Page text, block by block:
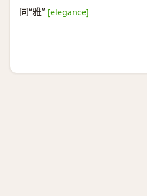
同“雅” [elegance]